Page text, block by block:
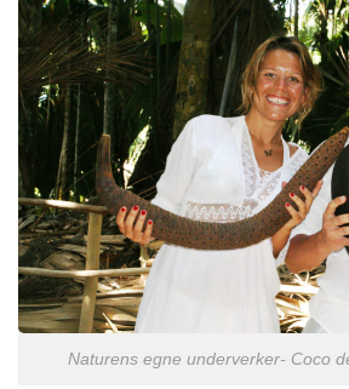
Naturens egne underverker- Coco